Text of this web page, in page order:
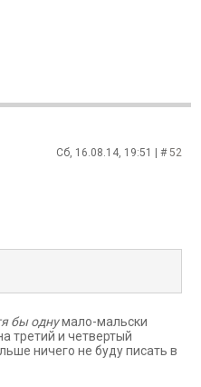
Сб, 16.08.14, 19:51 | #52
бы однумало-мальски
третий и четвертый
ничего не буду писать в